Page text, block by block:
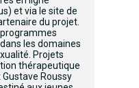
et via le site de
du projet.
les domaines
Projets
thérapeutique
Roussy